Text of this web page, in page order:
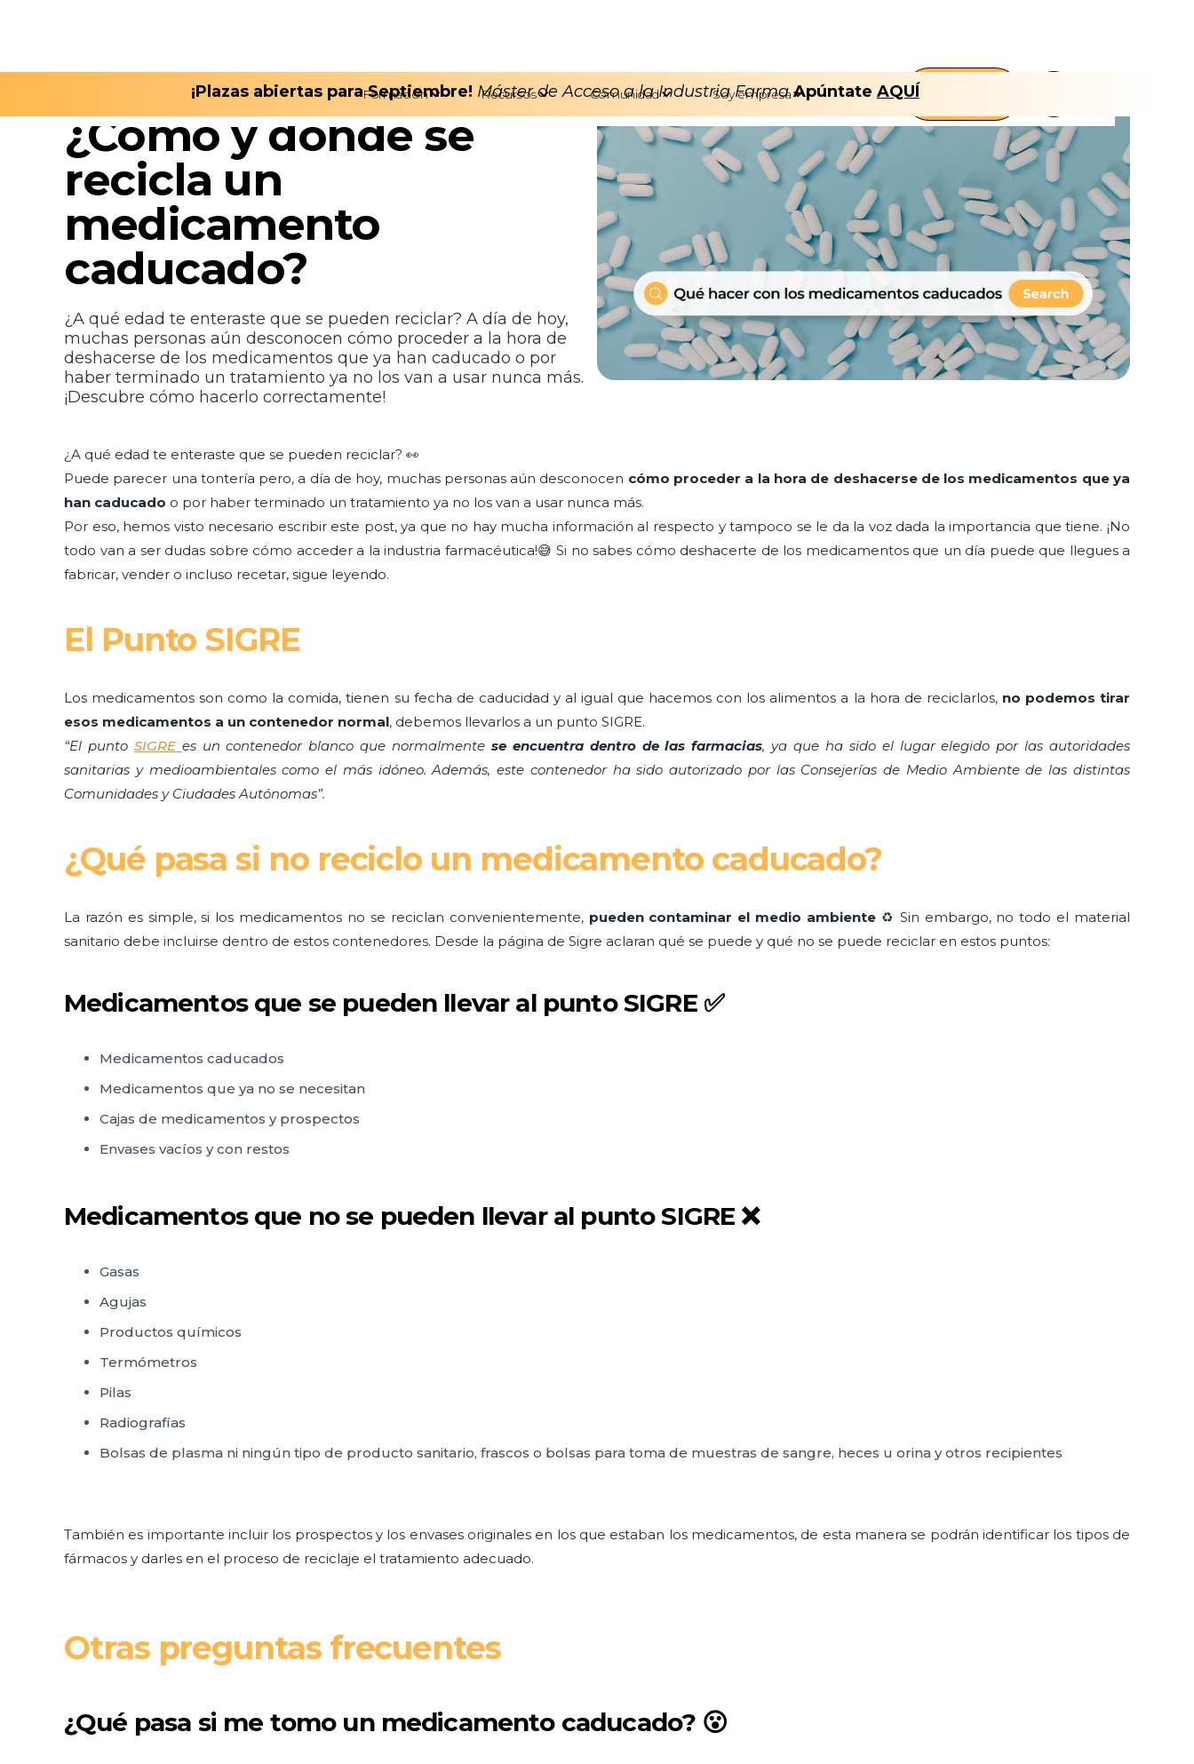
¡Plazas abiertas para Septiembre! Máster de Acceso a la Industria FarmaApúntate AQUÍ
Formación Recursos Comunidad Soy empresa Nosotros
February 14, 2023
¿Cómo y dónde se
recicla un
medicamento
caducado?
¿A qué edad te enteraste que se pueden reciclar? A día de hoy,
muchas personas aún desconocen cómo proceder a la hora de
deshacerse de los medicamentos que ya han caducado o por
haber terminado un tratamiento ya no los van a usar nunca más.
¡Descubre cómo hacerlo correctamente!
¿A qué edad te enteraste que se pueden reciclar? 👀
Puede parecer una tontería pero, a día de hoy, muchas personas aún desconocen cómo proceder a la hora de deshacerse de los medicamentos que ya
han caducado o por haber terminado un tratamiento ya no los van a usar nunca más.
Por eso, hemos visto necesario escribir este post, ya que no hay mucha información al respecto y tampoco se le da la voz dada la importancia que tiene. ¡No
todo van a ser dudas sobre cómo acceder a la industria farmacéutica!😅 Si no sabes cómo deshacerte de los medicamentos que un día puede que llegues a
fabricar, vender o incluso recetar, sigue leyendo.
El Punto SIGRE
Los medicamentos son como la comida, tienen su fecha de caducidad y al igual que hacemos con los alimentos a la hora de reciclarlos, no podemos tirar
esos medicamentos a un contenedor normal, debemos llevarlos a un punto SIGRE.
“El punto SIGRE es un contenedor blanco que normalmente se encuentra dentro de las farmacias, ya que ha sido el lugar elegido por las autoridades
sanitarias y medioambientales como el más idóneo. Además, este contenedor ha sido autorizado por las Consejerías de Medio Ambiente de las distintas
Comunidades y Ciudades Autónomas”.
¿Qué pasa si no reciclo un medicamento caducado?
La razón es simple, si los medicamentos no se reciclan convenientemente, pueden contaminar el medio ambiente ♻️ Sin embargo, no todo el material
sanitario debe incluirse dentro de estos contenedores. Desde la página de Sigre aclaran qué se puede y qué no se puede reciclar en estos puntos:
Medicamentos que se pueden llevar al punto SIGRE ✅
Medicamentos caducados
Medicamentos que ya no se necesitan
Cajas de medicamentos y prospectos
Envases vacíos y con restos
Medicamentos que no se pueden llevar al punto SIGRE ❌
Gasas
Agujas
Productos químicos
Termómetros
Pilas
Radiografías
Bolsas de plasma ni ningún tipo de producto sanitario, frascos o bolsas para toma de muestras de sangre, heces u orina y otros recipientes
También es importante incluir los prospectos y los envases originales en los que estaban los medicamentos, de esta manera se podrán identificar los tipos de
fármacos y darles en el proceso de reciclaje el tratamiento adecuado.
Otras preguntas frecuentes
¿Qué pasa si me tomo un medicamento caducado? 😮